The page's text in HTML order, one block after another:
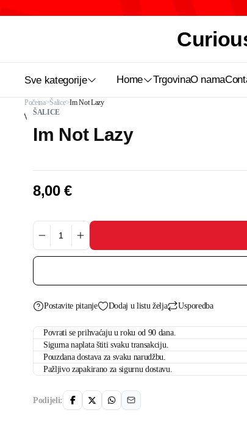
Sve kategorije Home TrgovinaO nama
Početna Šalice Im Not Lazy
ŠALICE
Im Not Lazy
8,00 €
Im
Not
Lazy
količina
Postavite pitanje Dodaj u listu želja Usporedba
Povrati se prihvaćaju u roku od 90 dana.
Sigurna naplata štiti svaku transakciju.
Pouzdana dostava za svaku narudžbu.
Pažljivo zapakirano za sigurnu dostavu.
Podijeli: